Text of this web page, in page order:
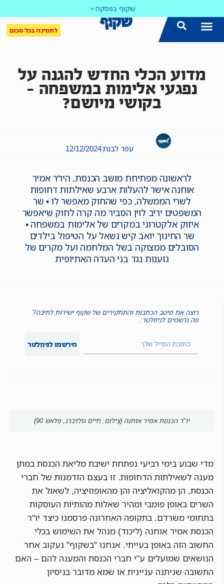
שקוף בפסקה
לתמיכה בכל סכום
מדוע הכלי החדש להגנה על
נפגעי אלימות במשפחה –
בקושי מיושם?
עפר לבנת12/12/2024
לראשונה מפתיחת מושב הכנסת, היו"ר אמיר
אוחנה אישר להעלות ארבע שאילתות דחופות
לשרי הממשלה, כפי שהחוק מאפשר לו • שר
המשפטים יריב לוין הסביר מה קרה לחוק שיאפשר
איזוק אלקטרוני במקרים של אלימות במשפחה •
שר החינוך יואב קיש נשאל על הטיפול בילדים
הסובלים ממצוקה בשל המלחמה ועל מקרים של
גזענות נגד בני העדה האתיופית
רוצה את מיטב הכתבות והתחקירים של שקוף ישירות לתיבה?
פה נרשמים לניוזלטר:
הירשמו לניוזלטר
יו"ר הכנסת אמיר אוחנה (צילום: חיים גולדברג, פלאש 90)
מדי שבוע בימי רביעי נפתחת ישיבת מליאת הכנסת במתן
מענה לשאילתות הדחופות. זו בעצם הזדמנות של חברי
הכנסת, הן מהקואליציה והן מהאופוזיציה, לשאול את
השרים באופן פומבי ומהיר שאלות מהותיות העוסקות
בתחומי משרדם. בתקופה האחרונה פרסמנו כיצד יו"ר
הכנסת אמיר אוחנה (ליכוד) מנהל את השימוש בכלי
החשוב הזה באופן בעייתי. אנחנו "בשקוף" נעקוב אחר
הנושאים שמועלים ע"י חברי הכנסת והמענה להם – האם
התשובה שניתנה עניינית או שמא מדובר בניסיון